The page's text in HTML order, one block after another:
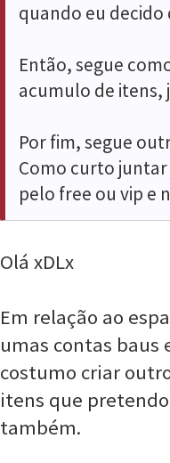
quando eu decido
Então, segue
acumulo de itens,
Por fim, segue
Como curto juntar
pelo free ou vip e
Olá xDLx
Em relação ao
umas contas baus
costumo criar
itens que
também.